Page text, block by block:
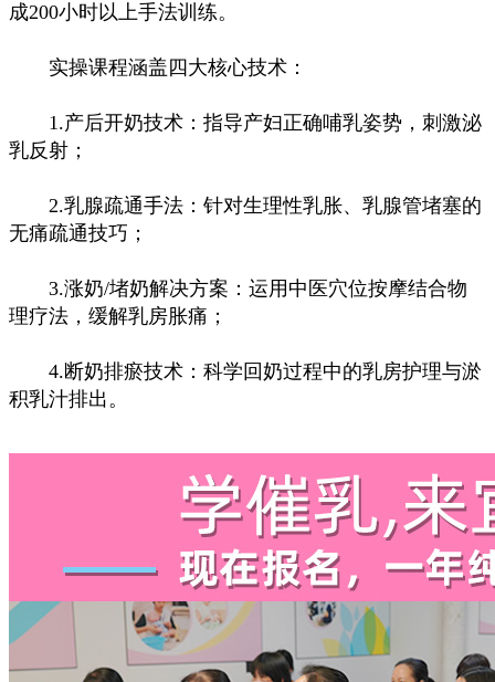
成200小时以上手法训练。
实操课程涵盖四大核心技术：
1.产后开奶技术：指导产妇正确哺乳姿势，刺激泌
乳反射；
2.乳腺疏通手法：针对生理性乳胀、乳腺管堵塞的
无痛疏通技巧；
3.涨奶/堵奶解决方案：运用中医穴位按摩结合物
理疗法，缓解乳房胀痛；
4.断奶排瘀技术：科学回奶过程中的乳房护理与淤
积乳汁排出。